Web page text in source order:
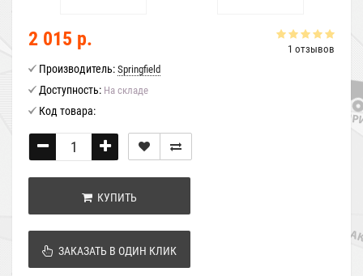
1 отзывов
2 015 р.
Производитель: Springfield
Доступность: На складе
Код товара:
КУПИТЬ
ЗАКАЗАТЬ В ОДИН КЛИК